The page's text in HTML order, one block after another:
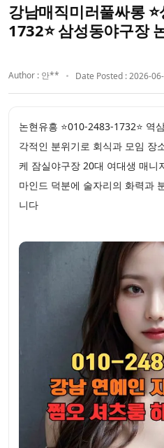
강남매직미러풀싸롱
1732⭐ 삼성동야구장
Author : 안** Date Posted : 2026-
논현유흥 ⭐010-2483-1732⭐ 역
각적인 분위기로 회식과 모임 장
케 잠실야구장 20대 여대생 매니
마인드 덕분에 술자리의 화력과
니다